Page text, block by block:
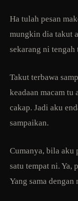
Ha tulah pesan
mungkin dia takut
sekarang ni tengah
Takut terbawa
keadaan macam tu
cakap. Jadi aku
sampaikan.
Cumanya, bila
satu tempat ni. Ya,
Yang sama